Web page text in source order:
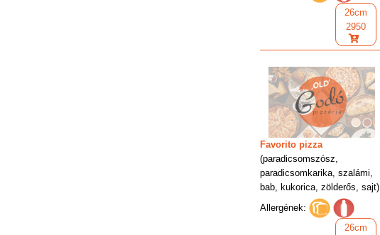
26cm
2950
Favorito pizza
(paradicsomszósz,
paradicsomkarika, szalámi,
bab, kukorica, zölderős, sajt)
Allergének:
26cm